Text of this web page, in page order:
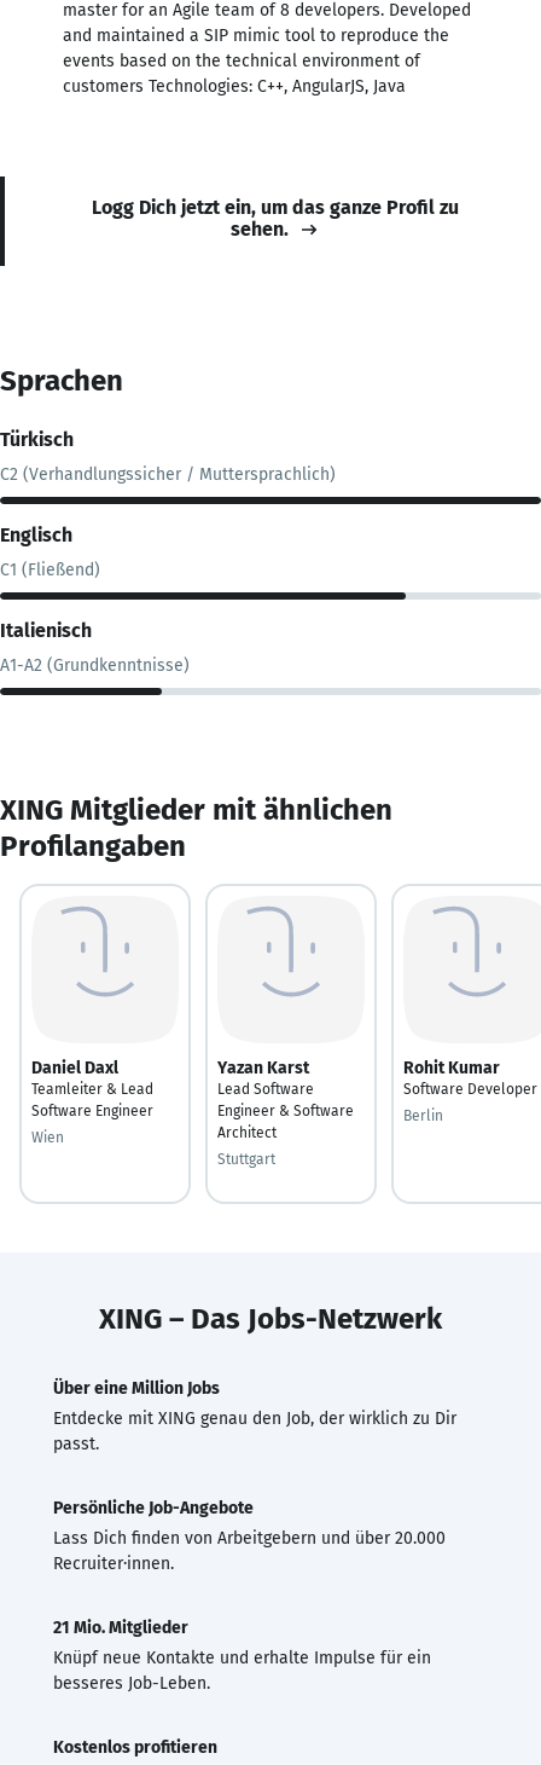
master for an Agile team of 8 developers. Developed
and maintained a SIP mimic tool to reproduce the
events based on the technical environment of
customers Technologies: C++, AngularJS, Java
Logg Dich jetzt ein, um das ganze Profil zu
sehen.
Sprachen
Türkisch
C2 (Verhandlungssicher / Muttersprachlich)
Englisch
C1 (Fließend)
Italienisch
A1-A2 (Grundkenntnisse)
XING Mitglieder mit ähnlichen
Profilangaben
Daniel Daxl
Teamleiter & Lead
Software Engineer
Wien
Yazan Karst
Lead Software
Engineer & Software
Architect
Stuttgart
Rohit Kumar
Software Developer
Berlin
XING – Das Jobs-Netzwerk
Über eine Million Jobs
Entdecke mit XING genau den Job, der wirklich zu Dir
passt.
Persönliche Job-Angebote
Lass Dich finden von Arbeitgebern und über 20.000
Recruiter·innen.
21 Mio. Mitglieder
Knüpf neue Kontakte und erhalte Impulse für ein
besseres Job-Leben.
Kostenlos profitieren